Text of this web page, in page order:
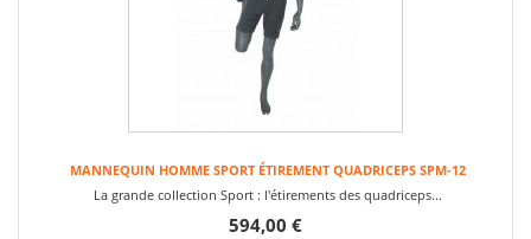
MANNEQUIN HOMME SPORT ÉTIREMENT QUADRICEPS SPM-12
La grande collection Sport : l'étirements des quadriceps...
594,00 €